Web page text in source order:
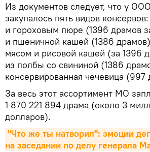
Из документов следует, что у
закупалось пять видов
и гороховым пюре (1396 драмов
и пшеничной кашей (1386
мясом и рисовой кашей (за 1396
из полбы со свининой (1386
консервированная чечевица (997
За весь этот ассортимент МО
1 870 221 894 драма (около 3
долларов).
"Что же ты натворил": эмоции
на заседании по делу генерала